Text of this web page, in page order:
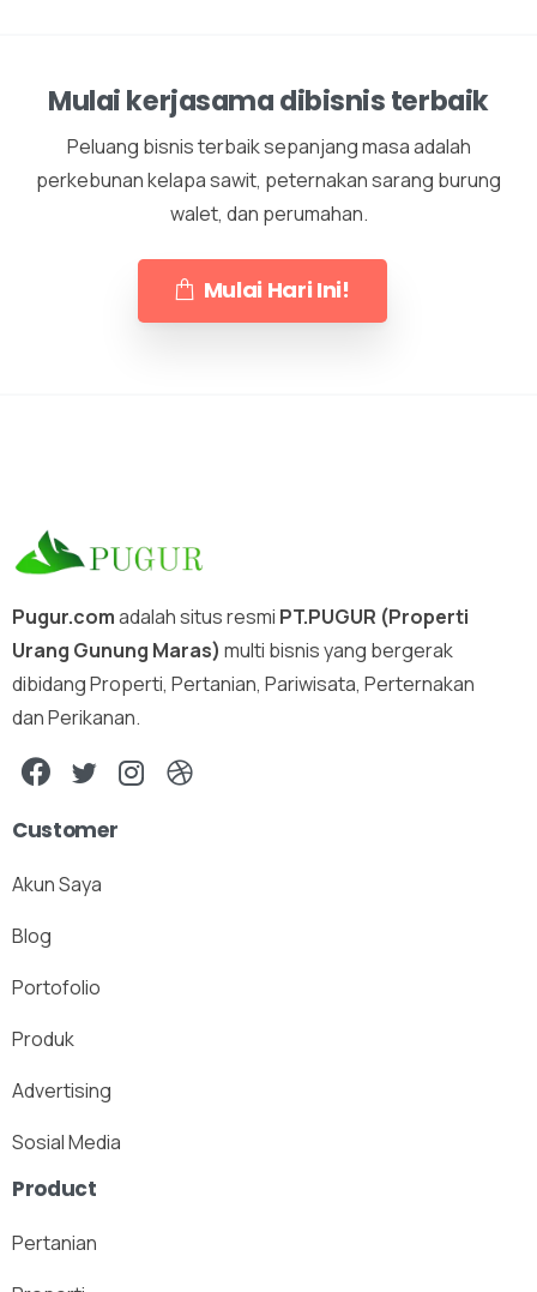
Mulai kerjasama dibisnis terbaik
Peluang bisnis terbaik sepanjang masa adalah
perkebunan kelapa sawit, peternakan sarang burung
walet, dan perumahan.
Mulai Hari Ini!
Pugur.comadalah situs resmi PT.PUGUR (Properti
Urang Gunung Maras) multi bisnis yang bergerak
dibidang Properti, Pertanian, Pariwisata, Perternakan
dan Perikanan.
Customer
Akun Saya
Blog
Portofolio
Produk
Advertising
Sosial Media
Product
Pertanian